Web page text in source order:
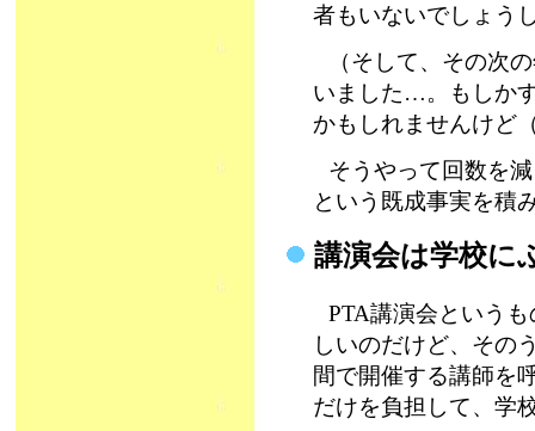
者もいないでしょう
（そして、その次
いました…。もしか
かもしれませんけど
そうやって回数を
という既成事実を積
講演会は学校
PTA講演会という
しいのだけど、その
間で開催する講師を
だけを負担して、学